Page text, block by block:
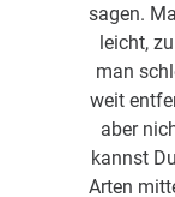
sagen.
leicht,
man
weit
aber
kannst
Arten